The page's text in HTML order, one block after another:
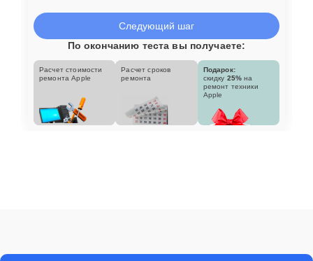
Следующий шаг
По окончанию теста вы получаете:
Расчет стоимости
ремонта Apple
Расчет сроков
ремонта
Подарок:
скидку 25% на
ремонт техники
Apple